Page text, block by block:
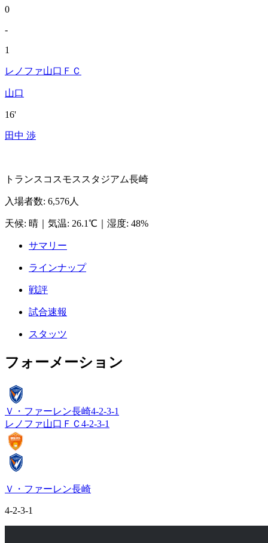
0
-
1
レノファ山口ＦＣ
山口
16'
田中 渉
トランスコスモススタジアム長崎
入場者数: 6,576人
天候: 晴 気温: 26.1℃ 湿度: 48%
サマリー
ラインナップ
戦評
試合速報
スタッツ
フォーメーション
Ｖ・ファーレン長崎4-2-3-1
レノファ山口ＦＣ 4-2-3-1
Ｖ・ファーレン長崎
4-2-3-1